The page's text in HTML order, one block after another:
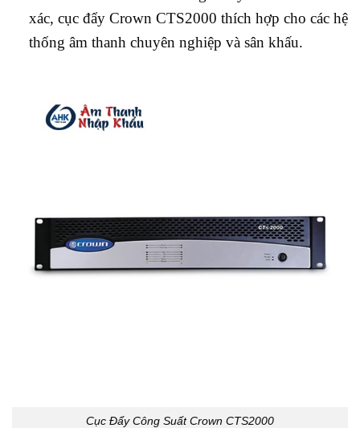
xác, cục đẩy Crown CTS2000 thích hợp cho các hệ
thống âm thanh chuyên nghiệp và sân khấu.
Cục Đẩy Công Suất Crown CTS2000